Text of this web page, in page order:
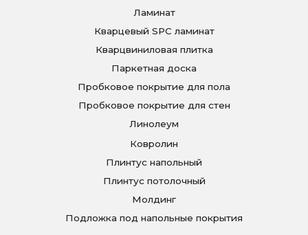
Ламинат
Кварцевый SPC ламинат
Кварцвиниловая плитка
Паркетная доска
Пробковое покрытие для пола
Пробковое покрытие для стен
Линолеум
Ковролин
Плинтус напольный
Плинтус потолочный
Молдинг
Подложка под напольные покрытия